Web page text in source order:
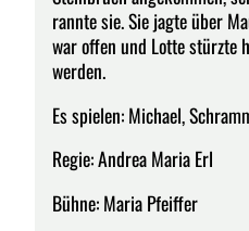
rannte sie. Sie jagte über
war offen und Lotte stürzte
werden.
Es spielen: Michael,
Regie: Andrea Maria Erl
Bühne: Maria Pfeiffer